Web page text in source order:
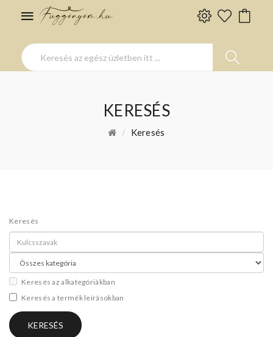
KERESÉS
Keresés
Keresés
Keresés az alkategóriákban
Keresés a termék leírásokban